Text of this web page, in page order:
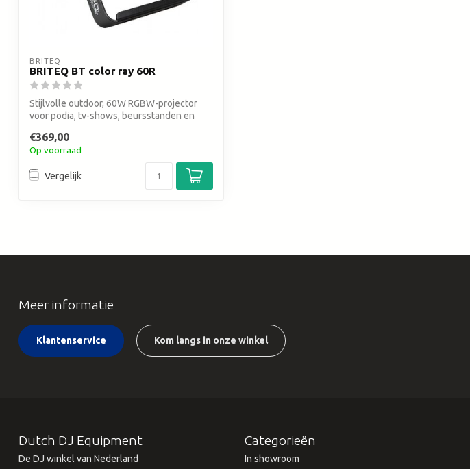
BRITEQ
BRITEQ BT color ray 60R
Stijlvolle outdoor, 60W RGBW-projector
voor podia, tv-shows, beursstanden en
€369,00
Op voorraad
Vergelijk
Meer informatie
Klantenservice Kom langs in onze winkel
Dutch DJ Equipment
De DJ winkel van Nederland
Categorieën
In showroom